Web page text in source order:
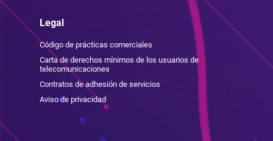
Legal
Código de prácticas comerciales
Carta de derechos mínimos de los usuarios de
telecomunicaciones
Contratos de adhesión de servicios
Aviso de privacidad